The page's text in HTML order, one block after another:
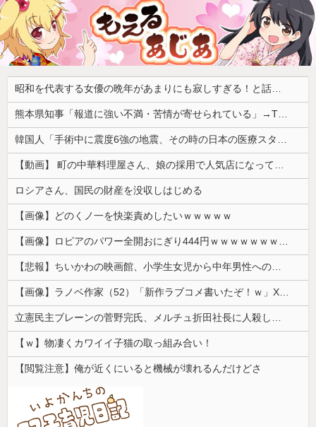
昭和を代表する女優の晩年があまりにも寂しすぎる！と話題に、自身の子供を餓死する寸前までネグレクトした挙句……
熊本県知事「報道に強い不満・苦情が寄せられている」→TBSの報道特集がまさにそれな件
韓国人「手術中に震度6強の地震、その時の日本の医療スタッフたちの姿をご覧ください」→「マジで鳥肌立った」「こういう姿は韓国も見習わないと」「あん...
【動画】 町の中華料理屋さん、娘の採用で人気店になってしまう
ロシアさん、国民の財産を没収しはじめる
【画像】どのくノ一を快楽責めしたいｗｗｗｗｗ
【画像】ロピアのパワー全開おにぎり444円ｗｗｗｗｗｗｗｗｗｗｗｗ
【悲報】ちいかわの映画館、小学生女児から中年男性への「おねだり」事案が発生するｗｗｗｗ
【画像】ラノベ作家（52）「新作ラブコメ書いたぞ！ｗ」X民「いい歳こいてラブコメ（笑）恥ずかしくないの？」←やめたれｗと話題に
立憲民主ブレーンの菅野完氏、メルチュ折田社長に人殺しを連呼
【ｗ】物凄くカワイイ子猫の取っ組み合い！
【閲覧注意】俺が近くにいると機械が壊れるんだけどさ